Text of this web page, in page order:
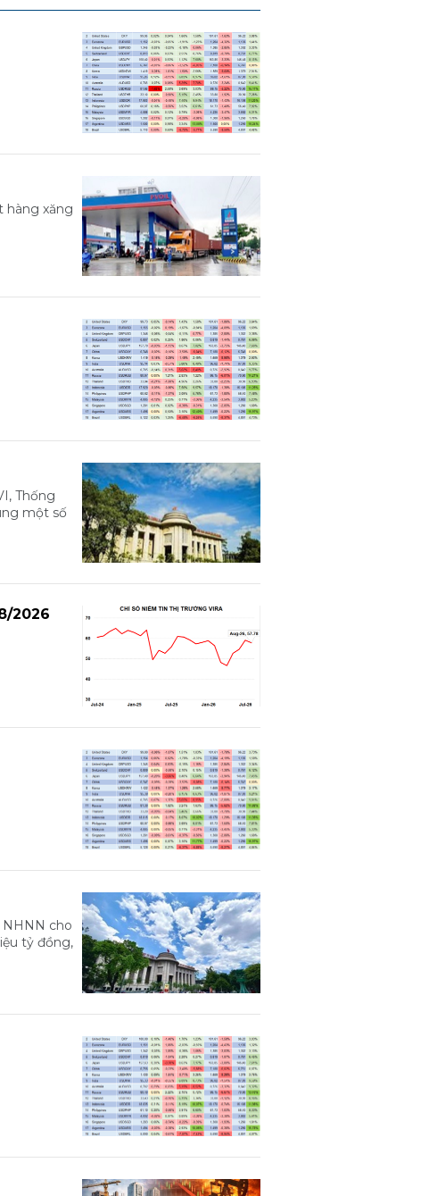
hàng xăng
Thống
một số
2026
NHNN cho
tỷ đồng,